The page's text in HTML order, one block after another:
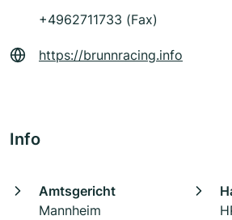
+4962711733 (Fax)
https://brunnracing.info
Info
Amtsgericht
Mannheim